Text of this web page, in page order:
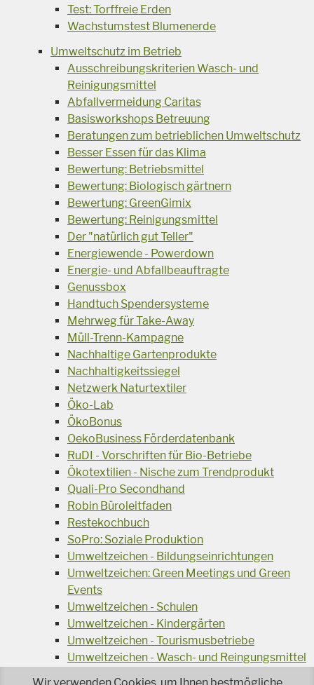
Test: Torffreie Erden
Wachstumstest Blumenerde
Umweltschutz im Betrieb
Ausschreibungskriterien Wasch- und
Reinigungsmittel
Abfallvermeidung Caritas
Basisworkshops Betreuung
Beratungen zum betrieblichen Umweltschutz
Besser Essen für das Klima
Bewertung: Betriebsmittel
Bewertung: Biologisch gärtnern
Bewertung: GreenGimix
Bewertung: Reinigungsmittel
Der "natürlich gut Teller"
Energiewende - Powerdown
Energie- und Abfallbeauftragte
Genussbox
Handtuch Spendersysteme
Mehrweg für Take-Away
Müll-Trenn-Kampagne
Nachhaltige Gartenprodukte
Nachhaltigkeitssiegel
Netzwerk Naturtextiler
Öko-Lab
ÖkoBonus
OekoBusiness Förderdatenbank
RuDI - Vorschriften für Bio-Betriebe
Ökotextilien - Nische zum Trendprodukt
Quali-Pro Secondhand
Robin Büroleitfaden
Restekochbuch
SoPro: Soziale Produktion
Umweltzeichen - Bildungseinrichtungen
Umweltzeichen: Green Meetings und Green
Events
Umweltzeichen - Schulen
Umweltzeichen - Kindergärten
Umweltzeichen - Tourismusbetriebe
Umweltzeichen - Wasch- und Reingungsmittel